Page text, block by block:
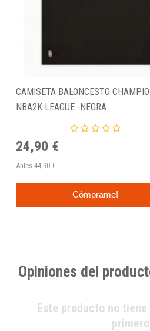
CAMISETA BALONCESTO
NBA2K LEAGUE -NEGRA
24,90 €
Antes 44,90 €
Cómprame!
Opiniones del
Este producto no tiene